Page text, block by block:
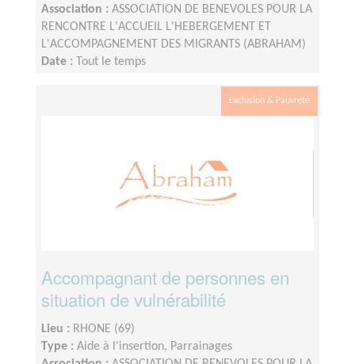
Association : ASSOCIATION DE BENEVOLES POUR LA
RENCONTRE L'ACCUEIL L'HEBERGEMENT ET
L'ACCOMPAGNEMENT DES MIGRANTS (ABRAHAM)
Date :
Tout le temps
Exclusion & Pauvreté
Accompagnant de personnes en
situation de vulnérabilité
Lieu : RHONE (69)
Type : Aide à l'insertion, Parrainages